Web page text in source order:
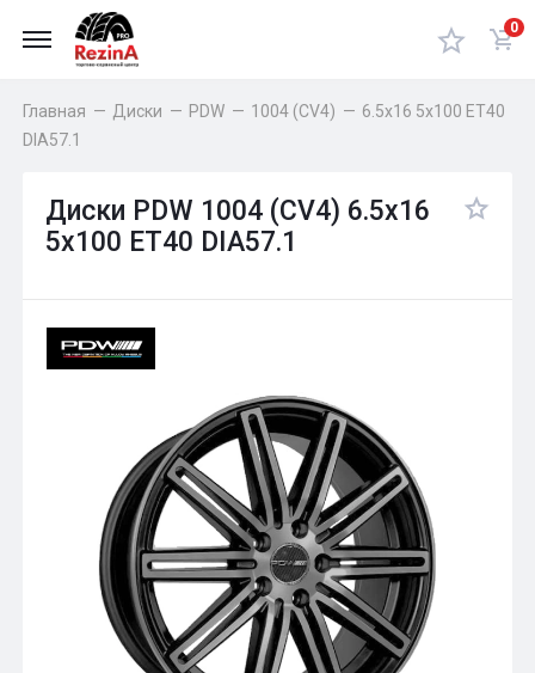
0
Главная — Диски — PDW — 1004 (CV4) — 6.5x16 5x100 ET40
DIA57.1
Диски PDW 1004 (CV4) 6.5x16
5x100 ET40 DIA57.1